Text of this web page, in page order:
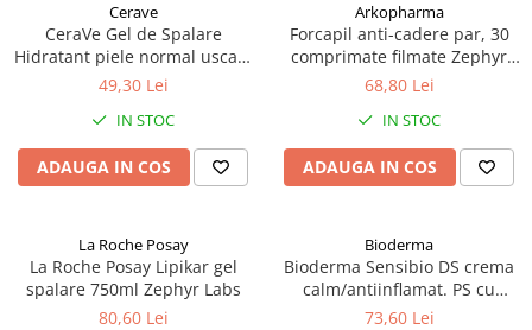
Cerave
CeraVe Gel de Spalare
Hidratant piele normal uscata
236 ml Zephyr Labs
49,30 Lei
IN STOC
ADAUGA IN COS
Arkopharma
Forcapil anti-cadere par, 30
comprimate filmate Zephyr
Labs
68,80 Lei
IN STOC
ADAUGA IN COS
La Roche Posay
La Roche Posay Lipikar gel
spalare 750ml Zephyr Labs
80,60 Lei
Bioderma
Bioderma Sensibio DS crema
calm/antiinflamat. PS cu
roseata 40ml Zephyr Labs
73,60 Lei